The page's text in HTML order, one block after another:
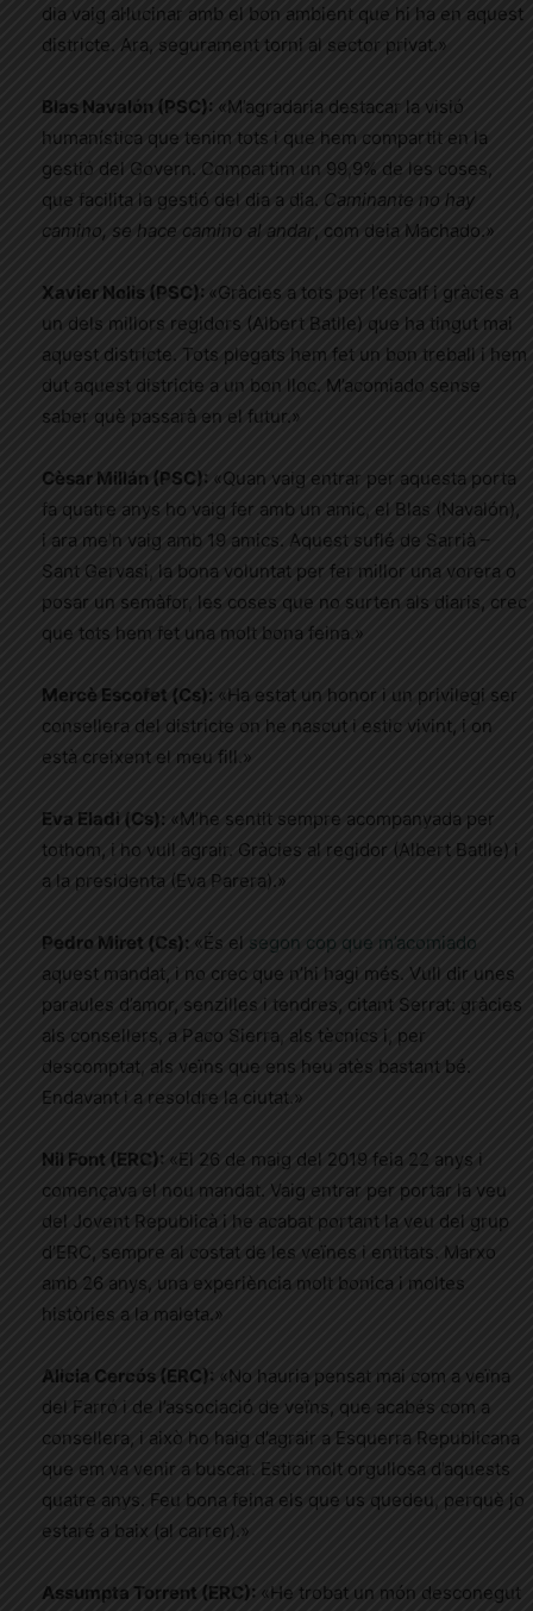
dia vaig al·lucinar amb el bon ambient que hi ha en aquest
districte. Ara, segurament torni al sector privat.»
Blas Navalón (PSC): «M’agradaria destacar la visió
humanística que tenim tots i que hem compartit en la
gestió del Govern. Compartim un 99,9% de les coses,
que facilita la gestió del dia a dia. Caminante no hay
camino, se hace camino al andar, com deia Machado.»
Xavier Nolis (PSC): «Gràcies a tots per l’escalf i gràcies a
un dels millors regidors (Albert Batlle) que ha tingut mai
aquest districte. Tots plegats hem fet un bon treball i hem
dut aquest districte a un bon lloc. M’acomiado sense
saber què passarà en el futur.»
Cèsar Millán (PSC): «Quan vaig entrar per aquesta porta
fa quatre anys ho vaig fer amb un amic, el Blas (Navalón),
i ara me’n vaig amb 19 amics. Aquest suflé de Sarrià –
Sant Gervasi, la bona voluntat per fer millor una vorera o
posar un semàfor, les coses que no surten als diaris, crec
que tots hem fet una molt bona feina.»
Mercè Escofet (Cs): «Ha estat un honor i un privilegi ser
consellera del districte on he nascut i estic vivint, i on
està creixent el meu fill.»
Eva Eladi (Cs): «M’he sentit sempre acompanyada per
tothom, i ho vull agrair. Gràcies al regidor (Albert Batlle) i
a la presidenta (Eva Parera).»
Pedro Miret (Cs): «És el segon cop que m’acomiado
aquest mandat, i no crec que n’hi hagi més. Vull dir unes
paraules d’amor, senzilles i tendres, citant Serrat: gràcies
als consellers, a Paco Sierra, als tècnics i, per
descomptat, als veïns que ens heu atès bastant bé.
Endavant i a resoldre la ciutat.»
Nil Font (ERC): «El 26 de maig del 2019 feia 22 anys i
començava el nou mandat. Vaig entrar per portar la veu
del Jovent Republicà i he acabat portant la veu del grup
d’ERC, sempre al costat de les veïnes i entitats. Marxo
amb 26 anys, una experiència molt bonica i moltes
històries a la maleta.»
Alicia Cercós (ERC): «No hauria pensat mai com a veïna
del Farró i de l’associació de veïns, que acabés com a
consellera, i això ho haig d’agrair a Esquerra Republicana
que em va venir a buscar. Estic molt orgullosa d’aquests
quatre anys. Feu bona feina els que us quedeu, perquè jo
estaré a baix (al carrer).»
Assumpta Torrent (ERC): «He trobat un món desconegut